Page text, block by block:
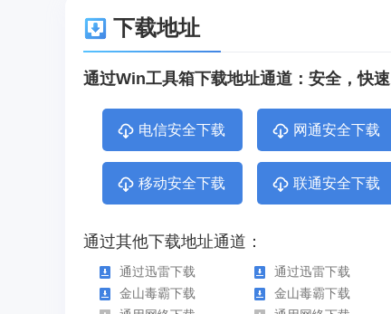
下载地址
通过Win工具箱下载地址通道：安全，快速
电信安全下载 网通安全下载
移动安全下载 联通安全下载
通过其他下载地址通道：
通过迅雷下载
通过迅雷下载
金山毒霸下载
金山毒霸下载